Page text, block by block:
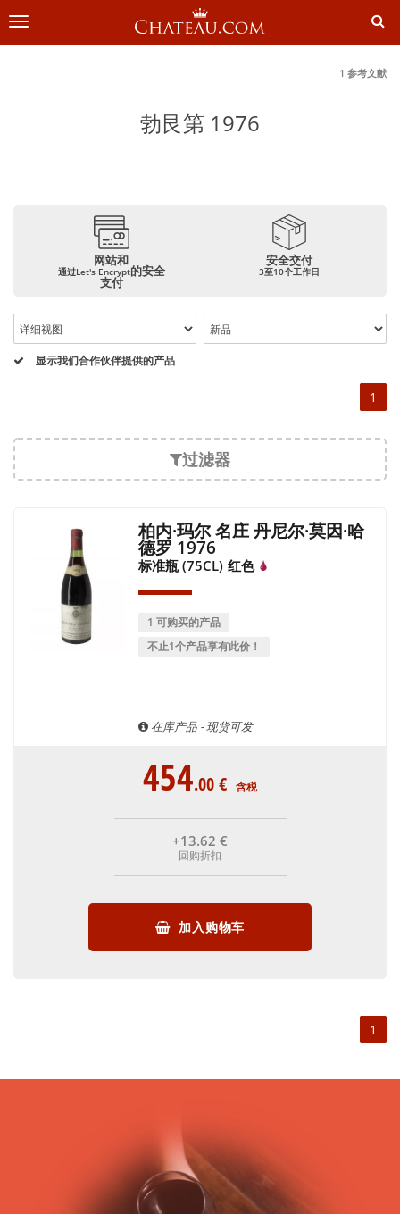
切
导
1 参考文献
勃艮第 1976
网站和
通过Let's Encrypt的安全
支付
安全交付
3至10个工作日
显示我们合作伙伴提供的产品
1
过滤器
柏内·玛尔 名庄 丹尼尔·莫因·哈
德罗 1976
标准瓶 (75CL) 红色
1 可购买的产品
不止1个产品享有此价！
在库产品 - 现货可发
454.00€ 含税
+13.62 €
回购折扣
加入购物车
1